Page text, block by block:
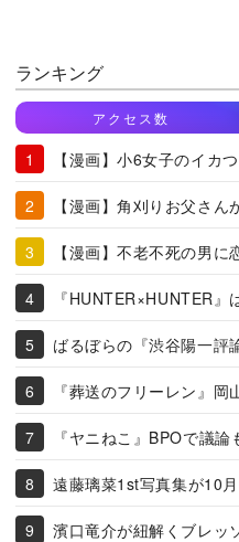
ランキング
アクセス数
【漫画】小6女子のイカ
【漫画】角刈りお父さん
【漫画】不老不死の男に
『HUNTER×HUNTER』
ばるぼらの『渋谷陽一評
『葬送のフリーレン』岡
『ヤニねこ』BPOで議
遠藤璃菜1st写真集が10
濱口竜介が紐解くブレッ